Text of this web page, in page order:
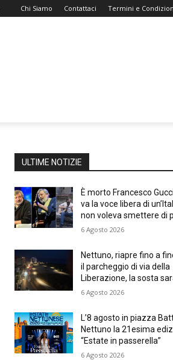
Chi Siamo Contattaci Termini e
ULTIME NOTIZIE
È morto Francesco
va la voce libera di
non voleva smettere di
6 Agosto 2026
Nettuno, riapre fino a
il parcheggio di via della
Liberazione, la sosta
6 Agosto 2026
L’8 agosto in piazza
Nettuno la 21esima
“Estate in passerella”
6 Agosto 2026